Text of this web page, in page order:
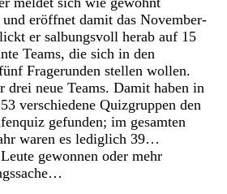
eröffnet damit das November-
er salbungsvoll herab auf 15
Teams, die sich in den
Fragerunden stellen wollen.
drei neue Teams. Damit haben in
verschiedene Quizgruppen den
gefunden; im gesamten
waren es lediglich 39…
gewonnen oder mehr